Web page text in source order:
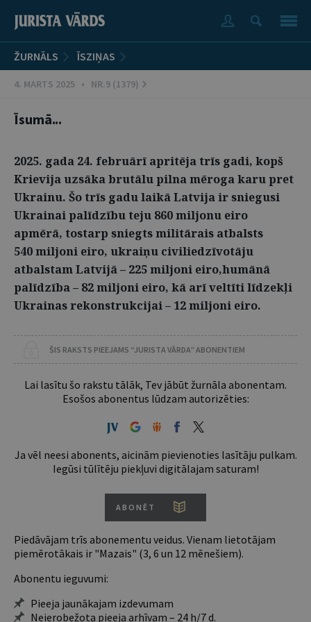
ŽURNĀLS ĪSZIŅAS
4. MARTS 2025 • NR.9 (1379)
Īsumā...
2025. gada 24. februārī apritēja trīs gadi, kopš
Krievija uzsāka brutālu pilna mēroga karu pret
Ukrainu. Šo trīs gadu laikā Latvija ir sniegusi
Ukrainai palīdzību teju 860 miljonu eiro
apmērā, tostarp sniegts militārais atbalsts
540 miljoni eiro, ukraiņu civiliedzīvotāju
atbalstam Latvijā – 225 miljoni eiro,humānā
palīdzība – 82 miljoni eiro, kā arī veltīti līdzekļi
Ukrainas rekonstrukcijai – 12 miljoni eiro.
ŠIS RAKSTS PIEEJAMS “JURISTA VĀRDA” ABONENTIEM
Lai lasītu šo rakstu tālāk, Tev jābūt žurnāla abonentam.
Esošos abonentus lūdzam autorizēties:
Ja vēl neesi abonents, aicinām pievienoties lasītāju pulkam.
Iegūsi tūlītēju piekļuvi digitālajam saturam!
ABONĒT
Piedāvājam trīs abonementu veidus. Vienam lietotājam
piemērotākais ir "Mazais" (3, 6 un 12 mēnešiem).
Abonentu ieguvumi:
Pieeja jaunākajam izdevumam
Neierobežota pieeja arhīvam – 24 h/7 d.